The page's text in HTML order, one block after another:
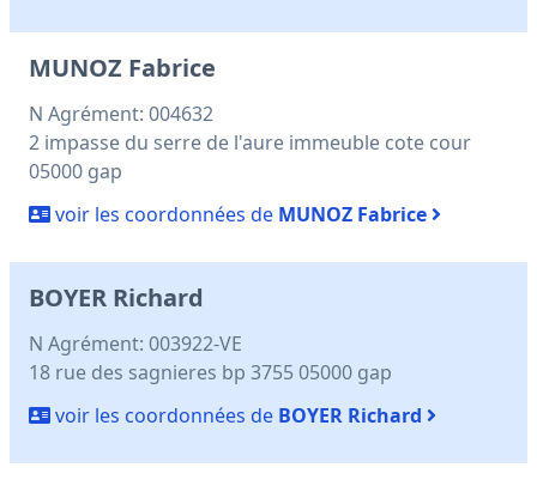
MUNOZ Fabrice
N Agrément: 004632
2 impasse du serre de l'aure immeuble cote cour
05000 gap
voir les coordonnées de MUNOZ Fabrice
BOYER Richard
N Agrément: 003922-VE
18 rue des sagnieres bp 3755 05000 gap
voir les coordonnées de BOYER Richard